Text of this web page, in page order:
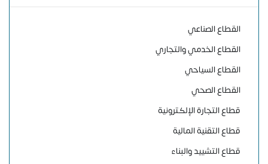
القطاع الصناعي
القطاع الخدمي والتجاري
القطاع السياحي
القطاع الصحي
قطاع التجارة الإلكترونية
قطاع التقنية المالية
قطاع التشييد والبناء